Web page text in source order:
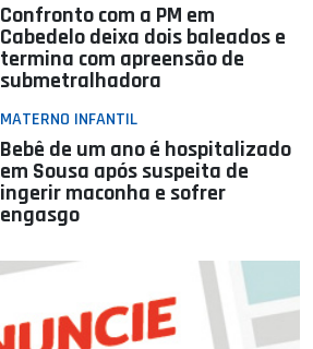
Confronto com a PM em
Cabedelo deixa dois baleados e
termina com apreensão de
submetralhadora
MATERNO INFANTIL
Bebê de um ano é hospitalizado
em Sousa após suspeita de
ingerir maconha e sofrer
engasgo